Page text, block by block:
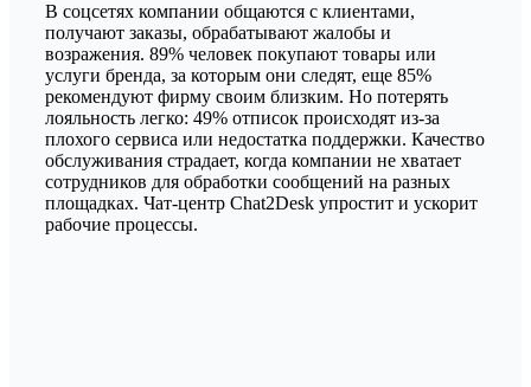
В соцсетях компании общаются с клиентами,
получают заказы, обрабатывают жалобы и
возражения. 89% человек покупают товары или
услуги бренда, за которым они следят, еще 85%
рекомендуют фирму своим близким. Но потерять
лояльность легко: 49% отписок происходят из-за
плохого сервиса или недостатка поддержки. Качество
обслуживания страдает, когда компании не хватает
сотрудников для обработки сообщений на разных
площадках. Чат-центр Chat2Desk упростит и ускорит
рабочие процессы.